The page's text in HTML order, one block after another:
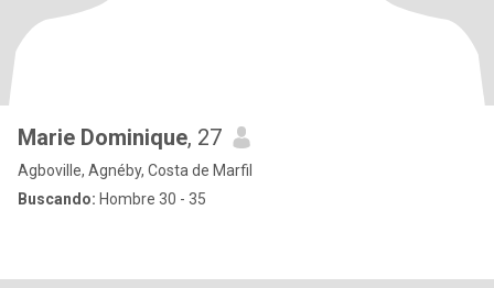
Marie Dominique, 27
Agboville, Agnéby, Costa de Marfil
Buscando: Hombre 30 - 35